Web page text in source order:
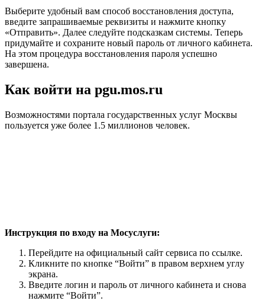
Выберите удобный вам способ восстановления доступа,
введите запрашиваемые реквизиты и нажмите кнопку
«Отправить». Далее следуйте подсказкам системы. Теперь
придумайте и сохраните новый пароль от личного кабинета.
На этом процедура восстановления пароля успешно
завершена.
Как войти на pgu.mos.ru
Возможностями портала государственных услуг Москвы
пользуется уже более 1.5 миллионов человек.
Инструкция по входу на Мосуслуги:
Перейдите на официальный сайт сервиса по ссылке.
Кликните по кнопке “Войти” в правом верхнем углу
экрана.
Введите логин и пароль от личного кабинета и снова
нажмите “Войти”.